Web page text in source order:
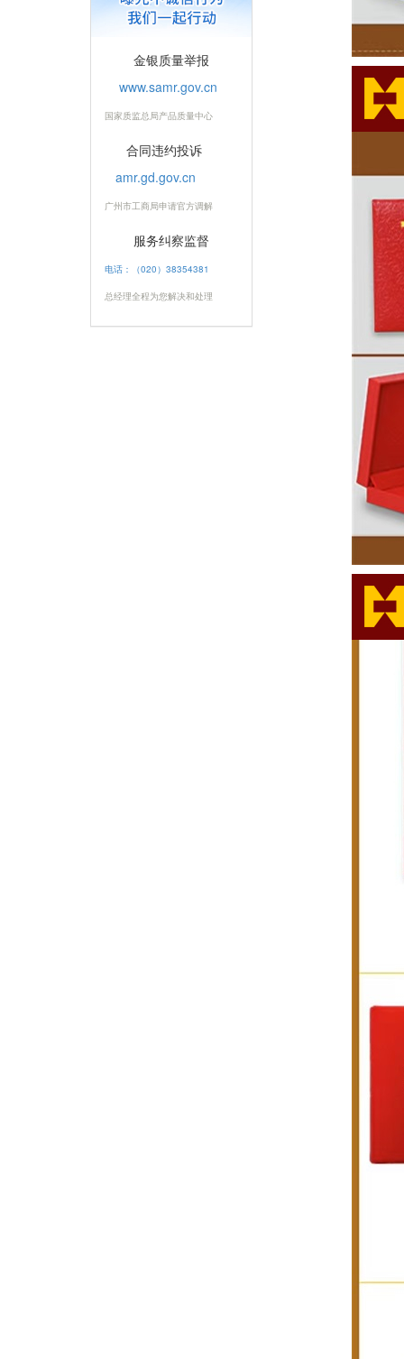
金银质量举报
www.samr.gov.cn
国家质监总局产品质量中心
合同违约投诉
amr.gd.gov.cn
广州市工商局申请官方调解
服务纠察监督
电话：（020）38354381
总经理全程为您解决和处理